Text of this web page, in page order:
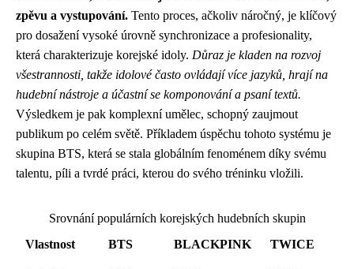
zpěvu a vystupování. Tento proces, ačkoliv náročný, je klíčový
pro dosažení vysoké úrovně synchronizace a profesionality,
která charakterizuje korejské idoly. Důraz je kladen na rozvoj
všestrannosti, takže idolové často ovládají více jazyků, hrají na
hudební nástroje a účastní se komponování a psaní textů.
Výsledkem je pak komplexní umělec, schopný zaujmout
publikum po celém světě. Příkladem úspěchu tohoto systému je
skupina BTS, která se stala globálním fenoménem díky svému
talentu, píli a tvrdé práci, kterou do svého tréninku vložili.
Srovnání populárních korejských hudebních skupin
Vlastnost
BTS BLACKPINK TWICE